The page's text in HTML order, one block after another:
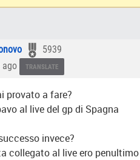
5939
ago
TRANSLATE
provato a fare?
al live del gp di Spagna
invece?
collegato al live ero